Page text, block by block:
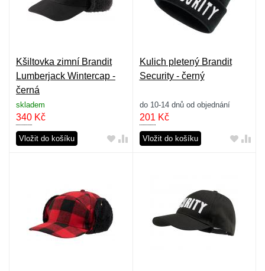
Kšiltovka zimní Brandit
Lumberjack Wintercap -
černá
skladem
340 Kč
Vložit do košíku
Kulich pletený Brandit
Security - černý
do 10-14 dnů od objednání
201 Kč
Vložit do košíku